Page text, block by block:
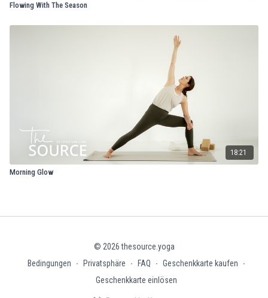
Flowing With The Season
18:21
Morning Glow
© 2026 thesource.yoga
Bedingungen
∙ Privatsphäre ∙ FAQ ∙ Geschenkkarte kaufen
∙
Geschenkkarte einlösen